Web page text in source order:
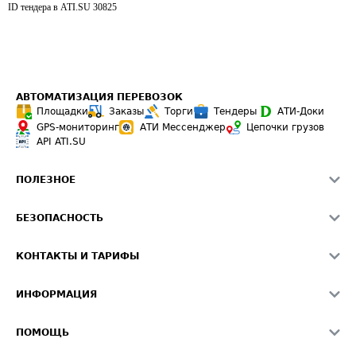
ID тендера в ATI.SU 30825
АВТОМАТИЗАЦИЯ ПЕРЕВОЗОК
Площадки
Заказы Торги Тендеры
АТИ-Доки
GPS-мониторинг
АТИ Мессенджер
Цепочки грузов
API ATI.SU
ПОЛЕЗНОЕ
Звезды ATI.SU на вашем сайте
Средние ставки
БЕЗОПАСНОСТЬ
Светофор+
О формировании Паспорта
КОНТАКТЫ И ТАРИФЫ
Реклама на сайте
ИНФОРМАЦИЯ
ПОМОЩЬ